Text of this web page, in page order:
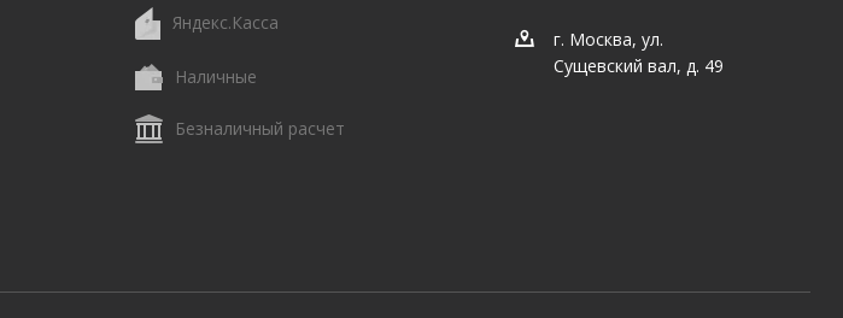
Яндекс.Касса
Наличные
Безналичный расчет
г. Москва, ул.
Сущевский вал, д. 49